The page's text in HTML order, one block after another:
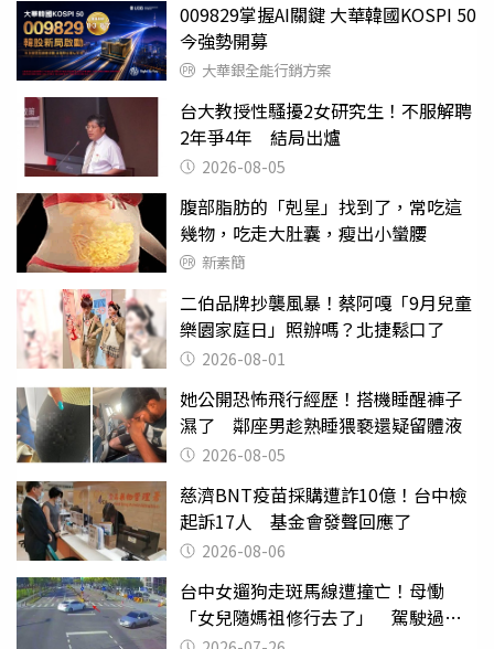
009829掌握AI關鍵 大華韓國KOSPI 50
今強勢開募
大華銀全能行銷方案
台大教授性騷擾2女研究生！不服解聘
2年爭4年 結局出爐
2026-08-05
腹部脂肪的「剋星」找到了，常吃這
幾物，吃走大肚囊，瘦出小蠻腰
新素簡
二伯品牌抄襲風暴！蔡阿嘎「9月兒童
樂園家庭日」照辦嗎？北捷鬆口了
2026-08-01
她公開恐怖飛行經歷！搭機睡醒褲子
濕了 鄰座男趁熟睡猥褻還疑留體液
2026-08-05
慈濟BNT疫苗採購遭詐10億！台中檢
起訴17人 基金會發聲回應了
2026-08-06
台中女遛狗走斑馬線遭撞亡！母慟
「女兒隨媽祖修行去了」 駕駛過失